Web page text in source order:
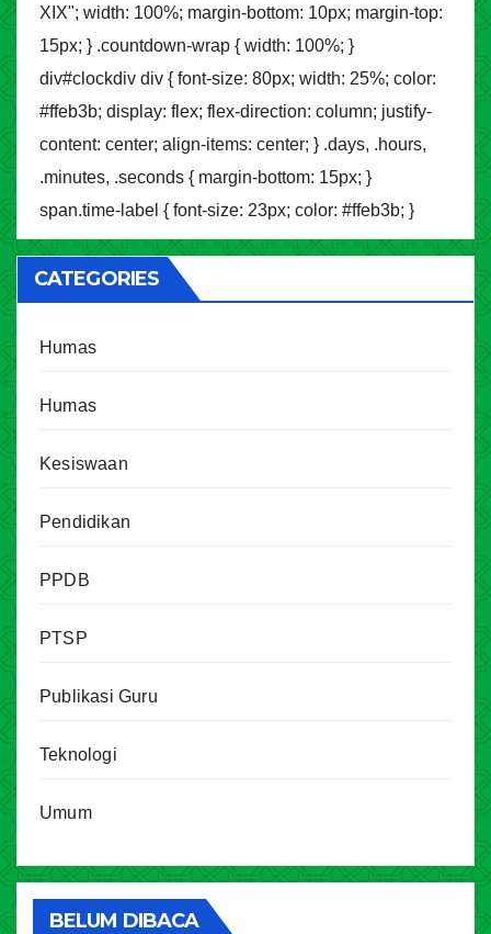
XIX"; width: 100%; margin-bottom: 10px; margin-top:
15px; } .countdown-wrap { width: 100%; }
div#clockdiv div { font-size: 80px; width: 25%; color:
#ffeb3b; display: flex; flex-direction: column; justify-
content: center; align-items: center; } .days, .hours,
.minutes, .seconds { margin-bottom: 15px; }
span.time-label { font-size: 23px; color: #ffeb3b; }
CATEGORIES
Humas
Humas
Kesiswaan
Pendidikan
PPDB
PTSP
Publikasi Guru
Teknologi
Umum
BELUM DIBACA